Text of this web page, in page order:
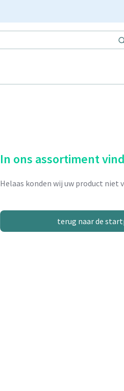
In ons assortiment
Helaas konden wij uw product niet
terug naar de